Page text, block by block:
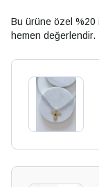
Bu ürüne özel %20
hemen değerlendir.